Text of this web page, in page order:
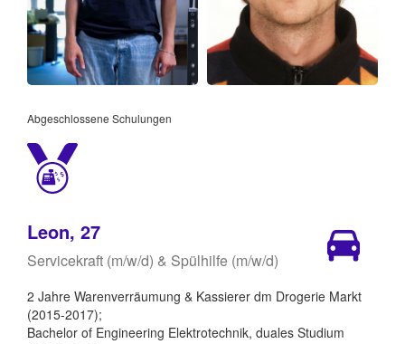
Abgeschlossene Schulungen
Leon, 27
Servicekraft (m/w/d) & Spülhilfe (m/w/d)
2 Jahre Warenverräumung & Kassierer dm Drogerie Markt
(2015-2017);
Bachelor of Engineering Elektrotechnik, duales Studium